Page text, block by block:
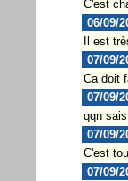
C'est
06/09/
Il est
07/09/
Ca doit
07/09/
qqn
07/09/
C'est
07/09/